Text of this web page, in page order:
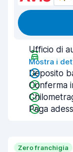
Ufficio di
Mostra i
Deposito
Conferma
Paga
Zero franchigia